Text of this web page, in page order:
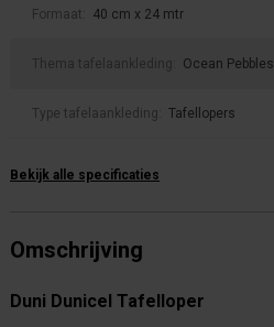
Formaat: 40 cm x 24 mtr
Thema tafelaankleding: Ocean Pebbles
Type tafelaankleding: Tafellopers
Bekijk alle specificaties
Omschrijving
Duni Dunicel Tafelloper